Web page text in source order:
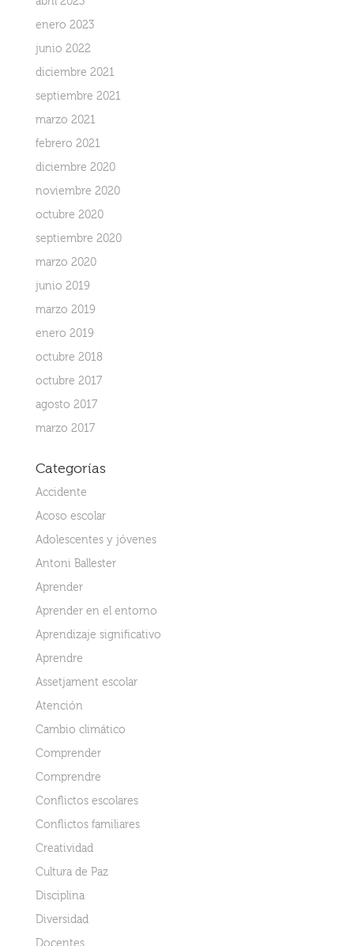
enero 2023
junio 2022
diciembre 2021
septiembre 2021
marzo 2021
febrero 2021
diciembre 2020
noviembre 2020
octubre 2020
septiembre 2020
marzo 2020
junio 2019
marzo 2019
enero 2019
octubre 2018
octubre 2017
agosto 2017
marzo 2017
Categorías
Accidente
Acoso escolar
Adolescentes y jóvenes
Antoni Ballester
Aprender
Aprender en el entorno
Aprendizaje significativo
Aprendre
Assetjament escolar
Atención
Cambio climático
Comprender
Comprendre
Conflictos escolares
Conflictos familiares
Creatividad
Cultura de Paz
Disciplina
Diversidad